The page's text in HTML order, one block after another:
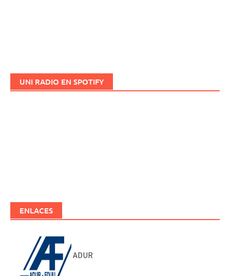
UNI RADIO EN SPOTIFY
ENLACES
ADUR